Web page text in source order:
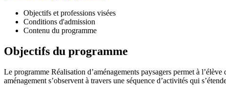
Objectifs et professions visées
Conditions d'admission
Contenu du programme
Objectifs du programme
Le programme Réalisation d’aménagements paysagers permet à
aménagement s’observent à travers une séquence d’activités qui